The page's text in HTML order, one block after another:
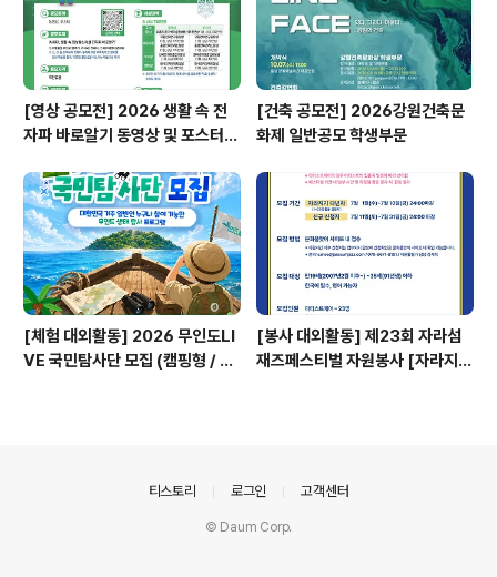
[영상 공모전] 2026 생활 속 전
자파 바로알기 동영상 및 포스터
[건축 공모전] 2026강원건축문
화제 일반공모 학생부문
[체험 대외활동] 2026 무인도LI
VE 국민탐사단 모집 (캠핑형 / 투
[봉사 대외활동] 제23회 자라섬
재즈페스티벌 자원봉사 [자라지
티스토리 로그인 고객센터
© Daum Corp.